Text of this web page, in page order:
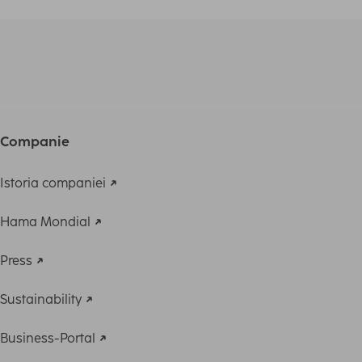
Companie
Istoria companiei
Hama Mondial
Press
Sustainability
Business-Portal